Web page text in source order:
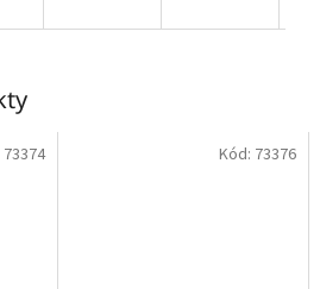
73374 Kód: 73376